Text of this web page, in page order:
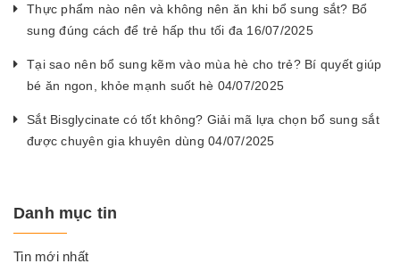
Thực phẩm nào nên và không nên ăn khi bổ sung sắt? Bổ
sung đúng cách để trẻ hấp thu tối đa 16/07/2025
Tại sao nên bổ sung kẽm vào mùa hè cho trẻ? Bí quyết giúp
bé ăn ngon, khỏe mạnh suốt hè 04/07/2025
Sắt Bisglycinate có tốt không? Giải mã lựa chọn bổ sung sắt
được chuyên gia khuyên dùng 04/07/2025
Danh mục tin
Tin mới nhất